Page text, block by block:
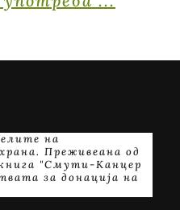
на
Преживеана од
"Смути-Канцер
за донација на